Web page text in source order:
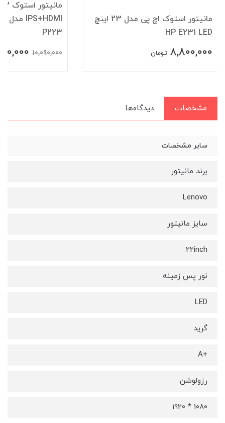
مانیتور استوک اچ پی مدل 23 اینچ
HP E231 LED
8,800,000 تومان
P223
10,090,000
مشخصات دیدگاه‌ها
سایر مشخصات
برند مانیتور
Lenovo
سایز مانیتور
22inch
نور پس زمینه
LED
گرید
+A
رزولوشن
1080 * 1920